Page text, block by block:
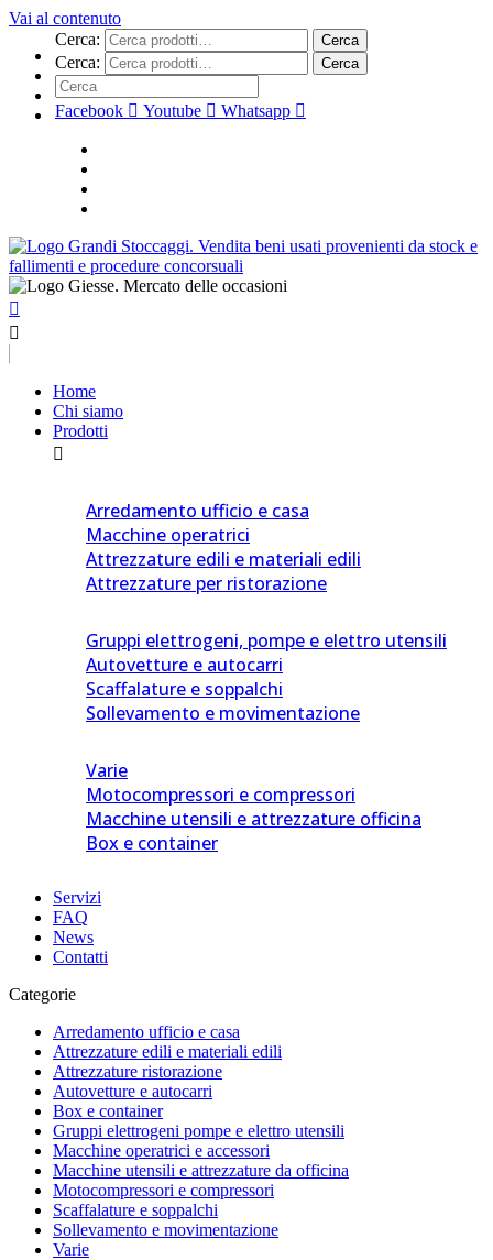
Vai al contenuto
Cerca:
Cerca
Cerca: Cerca
Facebook Youtube Whatsapp
Home
Chi siamo
Prodotti
Arredamento ufficio e casa
Macchine operatrici
Attrezzature edili e materiali edili
Attrezzature per ristorazione
Gruppi elettrogeni, pompe e elettro utensili
Autovetture e autocarri
Scaffalature e soppalchi
Sollevamento e movimentazione
Varie
Motocompressori e compressori
Macchine utensili e attrezzature officina
Box e container
Servizi
FAQ
News
Contatti
Categorie
Arredamento ufficio e casa
Attrezzature edili e materiali edili
Attrezzature ristorazione
Autovetture e autocarri
Box e container
Gruppi elettrogeni pompe e elettro utensili
Macchine operatrici e accessori
Macchine utensili e attrezzature da officina
Motocompressori e compressori
Scaffalature e soppalchi
Sollevamento e movimentazione
Varie